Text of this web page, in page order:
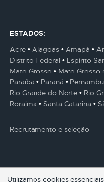
Utilizamos cookies
ESTADOS:
Acre
Alagoas Amapá
Distrito Federal
Espírito
Mato Grosso
Mato Grosso
Paraíba
Paraná
Rio Grande do Norte
Rio
Roraima
Santa Catarina
Recrutamento e seleção